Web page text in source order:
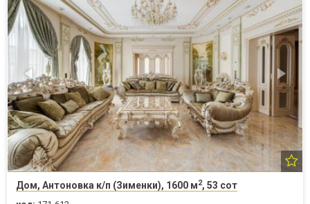
Дом, Антоновка к/п (Зименки), 1600 м2, 53 сот